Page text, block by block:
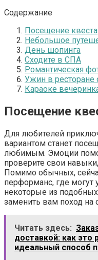
Содержание
Посещение квеста
Небольшое
День шопинга
Сходите в СПА
Романтическая
Ужин в
Караоке
Посещение
Для любителей
вариантом станет
любимым. Эмоции
проверите свои
Помимо обычных,
перформанс, где могут
некоторые из
заменить вам поход на
Читать здесь:
доставкой: как это
идеальный способ